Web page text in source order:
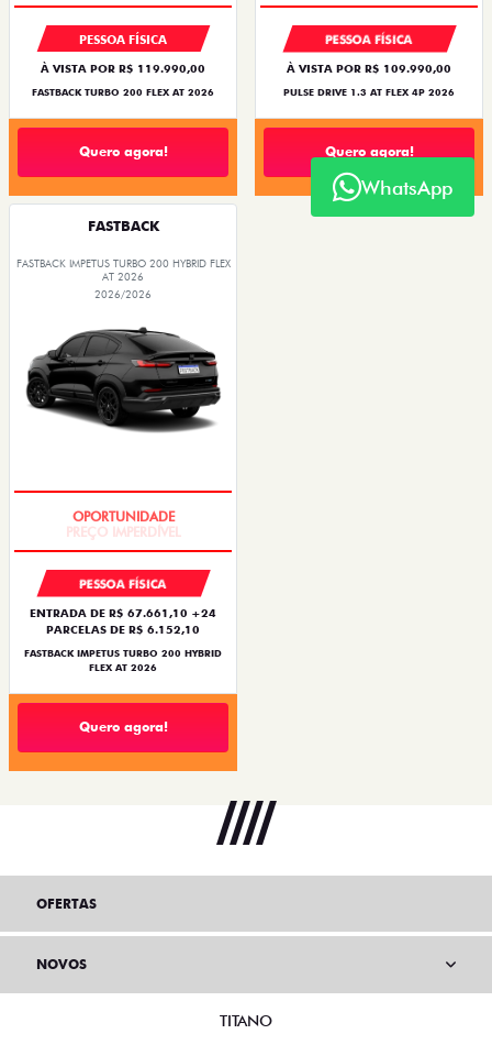
PESSOA FÍSICA
À VISTA POR R$ 119.990,00
FASTBACK TURBO 200 FLEX AT 2026
Quero agora!
PESSOA FÍSICA
À VISTA POR R$ 109.990,00
PULSE DRIVE 1.3 AT FLEX 4P 2026
Quero agora!
FASTBACK
FASTBACK IMPETUS TURBO 200 HYBRID FLEX
AT 2026
2026/2026
PESSOA FÍSICA
ENTRADA DE R$ 67.661,10 +24
PARCELAS DE R$ 6.152,10
FASTBACK IMPETUS TURBO 200 HYBRID
FLEX AT 2026
Quero agora!
WhatsApp
OFERTAS
NOVOS
TITANO